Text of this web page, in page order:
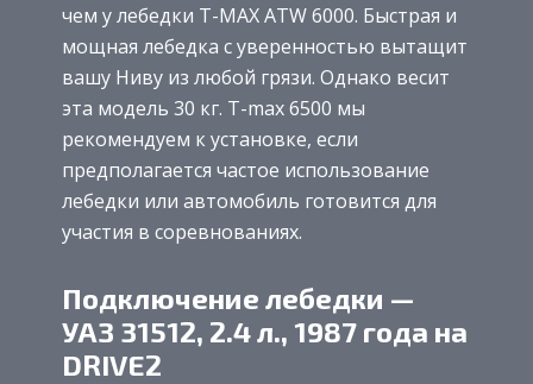
чем у лебедки T-MAX ATW 6000. Быстрая и
мощная лебедка с уверенностью вытащит
вашу Ниву из любой грязи. Однако весит
эта модель 30 кг. T-max 6500 мы
рекомендуем к установке, если
предполагается частое использование
лебедки или автомобиль готовится для
участия в соревнованиях.
Подключение лебедки —
УАЗ 31512, 2.4 л., 1987 года на
DRIVE2